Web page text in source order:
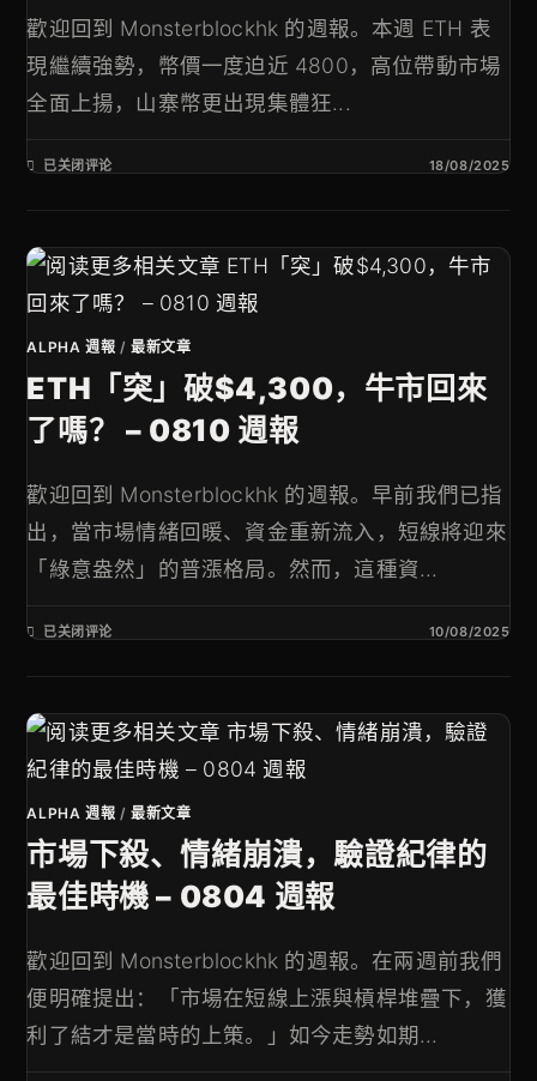
歡迎回到 Monsterblockhk 的週報。本週 ETH 表
現繼續強勢，幣價一度迫近 4800，高位帶動市場
全面上揚，山寨幣更出現集體狂...
已关闭评论 18/08/2025
ALPHA 週報 /最新文章
ETH「突」破$4,300，牛市回來
了嗎？ – 0810 週報
歡迎回到 Monsterblockhk 的週報。早前我們已指
出，當市場情緒回暖、資金重新流入，短線將迎來
「綠意盎然」的普漲格局。然而，這種資...
已关闭评论 10/08/2025
ALPHA 週報 /最新文章
市場下殺、情緒崩潰，驗證紀律的
最佳時機 – 0804 週報
歡迎回到 Monsterblockhk 的週報。在兩週前我們
便明確提出：「市場在短線上漲與槓桿堆疊下，獲
利了結才是當時的上策。」如今走勢如期...